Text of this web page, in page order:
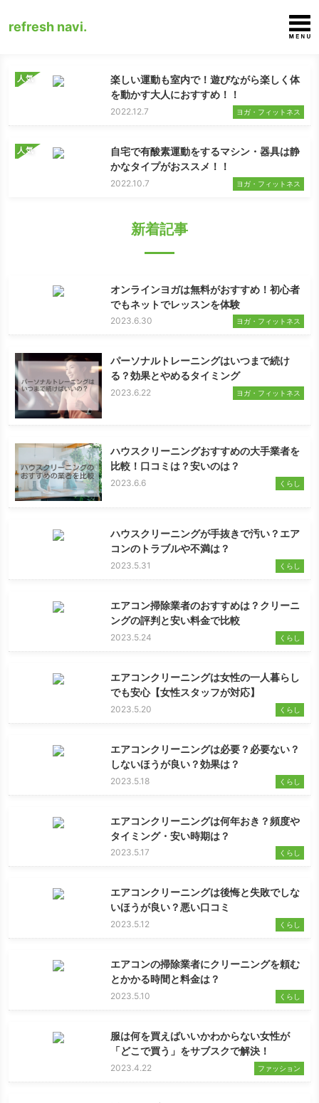
refresh navi.
人気
楽しい運動も室内で！遊びながら楽しく体
を動かす大人におすすめ！！
2022.12.7 ヨガ・フィットネス
人気
自宅で有酸素運動をするマシン・器具は静
かなタイプがおススメ！！
2022.10.7 ヨガ・フィットネス
新着記事
オンラインヨガは無料がおすすめ！初心者
でもネットでレッスンを体験
2023.6.30 ヨガ・フィットネス
パーソナルトレーニングはいつまで続け
る？効果とやめるタイミング
2023.6.22 ヨガ・フィットネス
ハウスクリーニングおすすめの大手業者を
比較！口コミは？安いのは？
2023.6.6 くらし
ハウスクリーニングが手抜きで汚い？エア
コンのトラブルや不満は？
2023.5.31 くらし
エアコン掃除業者のおすすめは？クリーニ
ングの評判と安い料金で比較
2023.5.24 くらし
エアコンクリーニングは女性の一人暮らし
でも安心【女性スタッフが対応】
2023.5.20 くらし
エアコンクリーニングは必要？必要ない？
しないほうが良い？効果は？
2023.5.18 くらし
エアコンクリーニングは何年おき？頻度や
タイミング・安い時期は？
2023.5.17 くらし
エアコンクリーニングは後悔と失敗でしな
いほうが良い？悪い口コミ
2023.5.12 くらし
エアコンの掃除業者にクリーニングを頼む
とかかる時間と料金は？
2023.5.10 くらし
服は何を買えばいいかわからない女性が
「どこで買う」をサブスクで解決！
2023.4.22 ファッション